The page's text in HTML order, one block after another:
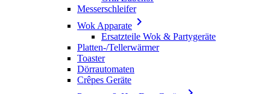
Messerschleifer
Wok Apparate 
Ersatzteile Wok & Partygeräte
Platten-/Tellerwärmer
Toaster
Dörrautomaten
Crêpes Geräte